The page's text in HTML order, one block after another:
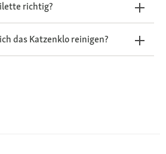
richtig?
das Katzenklo reinigen?